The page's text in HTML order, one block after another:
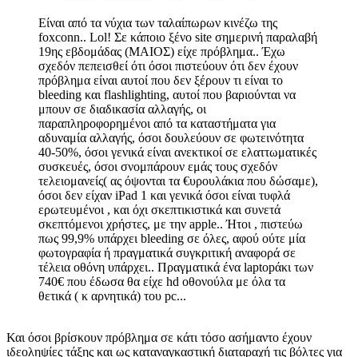
Είναι από τα νύχια των ταλαίπωρων κινέζω της
foxconn.. Lol! Σε κάποιο ξένο site σημερινή παραλαβή
19ης εβδομάδας (ΜΑΙΟΣ) είχε πρόβλημα.. Έχω
σχεδόν πεπεισθεί ότι όσοι πιστεύουν ότι δεν έχουν
πρόβλημα είναι αυτοί που δεν ξέρουν τι είναι το
bleeding και flashlighting, αυτοί που βαριούνται να
μπουν σε διαδικασία αλλαγής, οι
παραπληροφορημένοι από τα καταστήματα για
αδυναμία αλλαγής, όσοι δουλεύουν σε φωτεινότητα
40-50%, όσοι γενικά είναι ανεκτικοί σε ελαττωματικές
συσκευές, όσοι σνομπάρουν εμάς τους σχεδόν
τελειομανείς( ας όψονται τα €υρουλάκια που δώσαμε),
όσοι δεν είχαν iPad 1 και γενικά όσοι είναι τυφλά
ερωτευμένοι , και όχι σκεπτικιστικά και συνετά
σκεπτόμενοι χρήστες, με την apple.. Ήτοι , πιστεύω
πως 99,9% υπάρχει bleeding σε όλες, αφού ούτε μία
φωτογραφία ή πραγματικά συγκριτική αναφορά σε
τέλεια οθόνη υπάρχει.. Πραγματικά ένα laptopάκι των
740€ που έδωσα θα είχε hd οθονούλα με όλα τα
θετικά ( κ αρνητικά) του pc...
Και όσοι βρίσκουν πρόβλημα σε κάτι τόσο ασήμαντο έχουν
ιδεοληψίες τάξης και ως καταναγκαστική διαταραχή τις βόλτες για